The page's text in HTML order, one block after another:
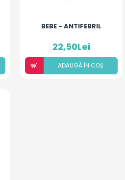
BEBE - ANTIFEBRIL
22,50Lei
ADAUGÃ ÎN COȘ